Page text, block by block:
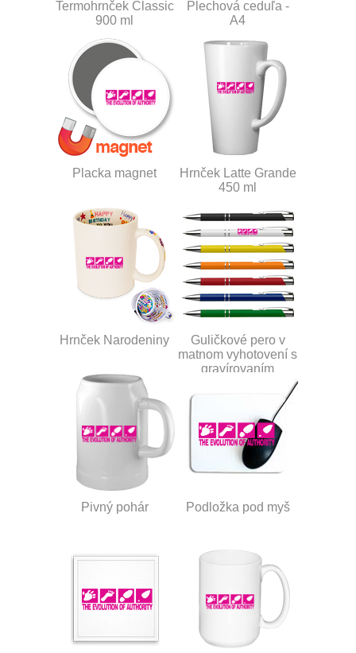
Termohrnček Classic
900 ml
Plechová ceduľa -
A4
Placka magnet
Hrnček Latte Grande
450 ml
Hrnček Narodeniny
Guličkové pero v
matnom vyhotovení s
gravírovaním
Pivný pohár Podložka pod myš